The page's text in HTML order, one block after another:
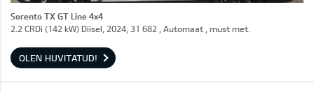
Sorento TX GT Line 4x4
2.2 CRDi (142 kW) Diisel, 2024, 31 682 , Automaat , must met.
OLEN HUVITATUD!